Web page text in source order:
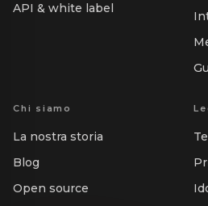
API & white label
Chi siamo
La nostra storia
Blog
Open source